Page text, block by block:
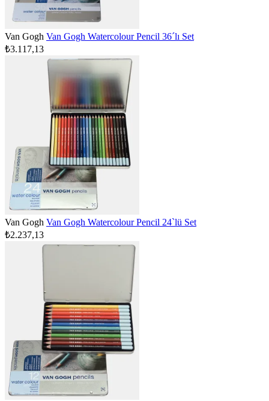
Van Gogh Van Gogh Watercolour Pencil 36´lı Set
₺3.117,13
Van Gogh Van Gogh Watercolour Pencil 24`lü Set
₺2.237,13